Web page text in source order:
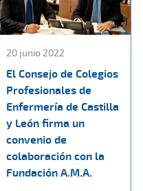
20 junio 2022
El Consejo de Colegios
Profesionales de
Enfermería de Castilla
y León firma un
convenio de
colaboración con la
Fundación A.M.A.